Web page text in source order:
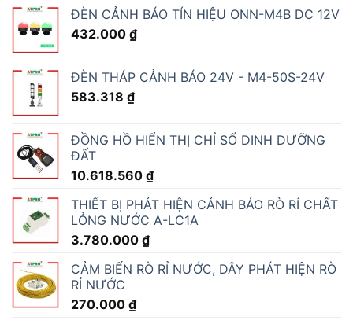
ĐÈN CẢNH BÁO TÍN HIỆU ONN-M4B DC 12V
432.000 ₫
ĐÈN THÁP CẢNH BÁO 24V - M4-50S-24V
583.318 ₫
ĐỒNG HỒ HIỂN THỊ CHỈ SỐ DINH DƯỠNG
ĐẤT
10.618.560 ₫
THIẾT BỊ PHÁT HIỆN CẢNH BÁO RÒ RỈ CHẤT
LỎNG NƯỚC A-LC1A
3.780.000 ₫
CẢM BIẾN RÒ RỈ NƯỚC, DÂY PHÁT HIỆN RÒ
RỈ NƯỚC
270.000 ₫